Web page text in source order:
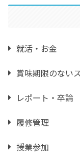
就活・お金
賞味期限のない
レポート・卒論
履修管理
授業参加